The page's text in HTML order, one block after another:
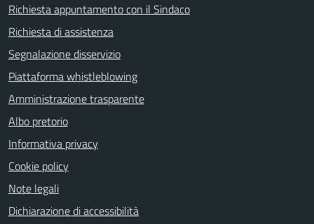
Richiesta appuntamento con il Sindaco
Richiesta di assistenza
Segnalazione disservizio
Piattaforma whistleblowing
Amministrazione trasparente
Albo pretorio
Informativa privacy
Cookie policy
Note legali
Dichiarazione di accessibilità